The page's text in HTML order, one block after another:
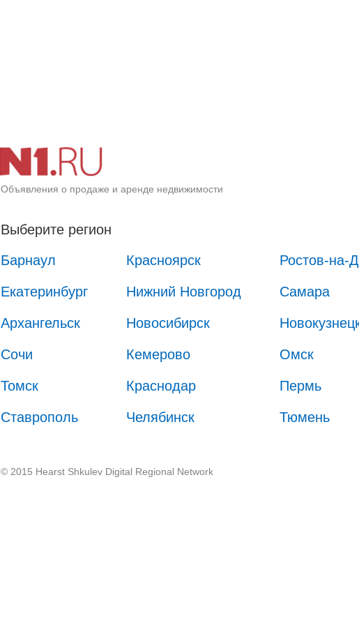
Объявления о продаже и аренде недвижимости
Выберите регион
Барнаул
Красноярск Ростов-на-
Екатеринбург Нижний Новгород Самара
Архангельск Новосибирск
Сочи Кемерово Омск
Томск Краснодар Пермь
Ставрополь Челябинск Тюмень
© 2015 Hearst Shkulev Digital Regional Network